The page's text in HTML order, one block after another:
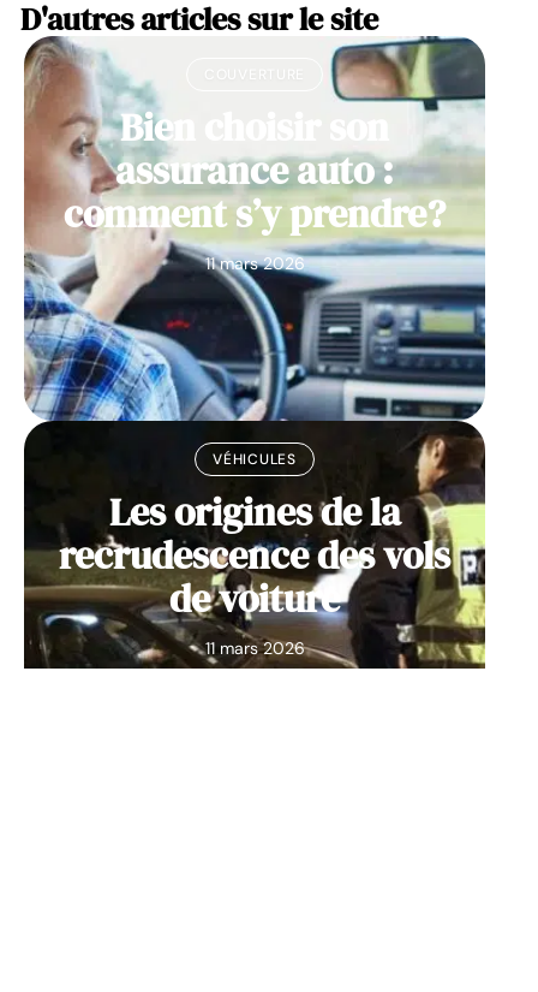
D'autres articles sur le site
Bien choisir son
assurance auto :
comment s’y prendre?
11 mars 2026
VÉHICULES
Les origines de la
recrudescence des vols
de voiture
11 mars 2026